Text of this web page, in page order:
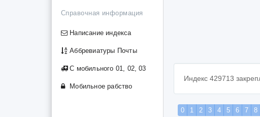
Справочная информация
Написание индекса
Аббревиатуры Почты
С мобильного 01, 02, 03
Мобильное рабство
Индекс 429713
0 1 2 3 4 5 6 7 8